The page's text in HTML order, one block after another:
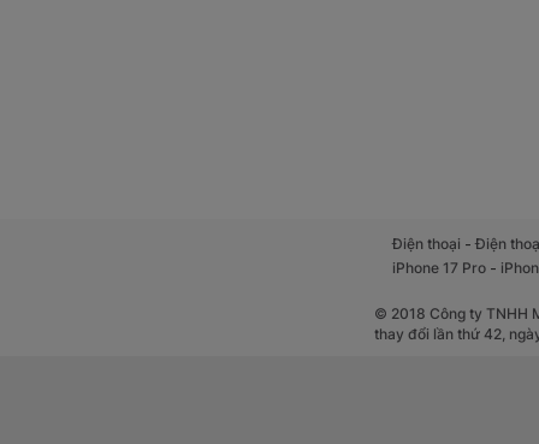
Điện thoại -Điện
iPhone 17 Pro -
© 2018 Công ty TNHH
thay đổi lần thứ 42,